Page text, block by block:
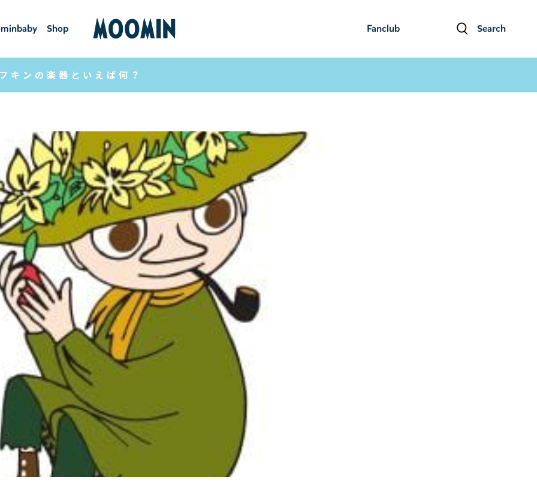
Fanclub Search
ミンベ
ビー
Shop
ショ
ップ
キンの楽器といえば何？